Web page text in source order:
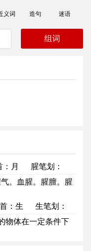
义词 造句 迷语
：月
腥笔划：
。血腥。腥膻。腥
：生
生笔划：
物体在一定条件下